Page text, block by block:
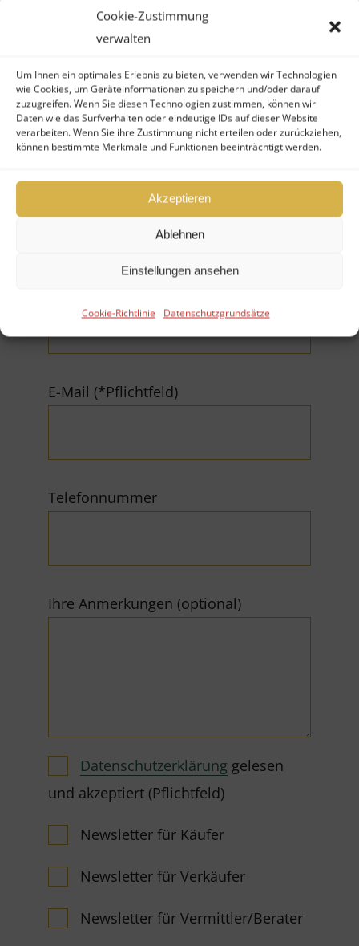
Cookie-Zustimmung
verwalten
Um Ihnen ein optimales Erlebnis zu bieten, verwenden wir Technologien
wie Cookies, um Geräteinformationen zu speichern und/oder darauf
zuzugreifen. Wenn Sie diesen Technologien zustimmen, können wir
Daten wie das Surfverhalten oder eindeutige IDs auf dieser Website
verarbeiten. Wenn Sie ihre Zustimmung nicht erteilen oder zurückziehen,
können bestimmte Merkmale und Funktionen beeinträchtigt werden.
Akzeptieren
Ablehnen
Einstellungen ansehen
Cookie-Richtlinie Datenschutzgrundsätze
Ihr Vorname (*Pflichtfeld)
E-Mail (*Pflichtfeld)
Telefonnummer
Ihre Anmerkungen (optional)
Datenschutzerklärung gelesen
und akzeptiert (Pflichtfeld)
Newsletter für Käufer
Newsletter für Verkäufer
Newsletter für Vermittler/Berater